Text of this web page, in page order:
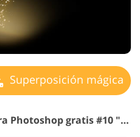
Superposición mágica
Superposición mágica para Photoshop gratis #10 "Ecos de del pasado"